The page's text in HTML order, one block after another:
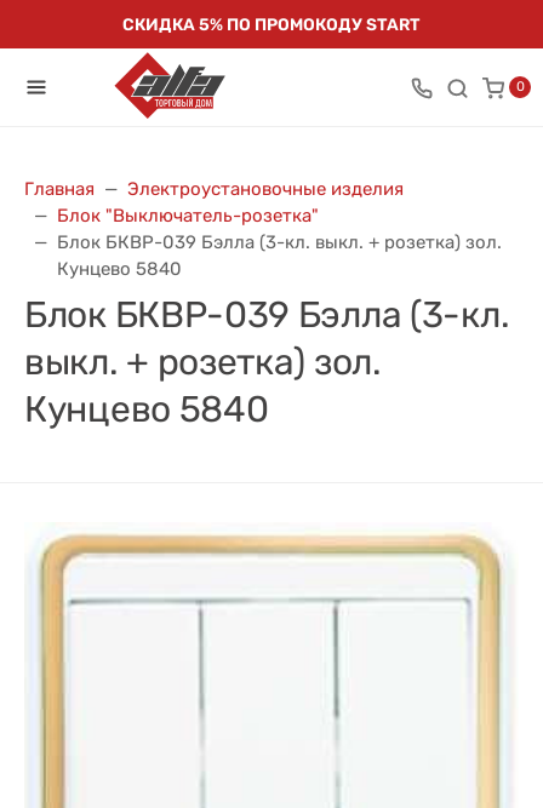
СКИДКА 5% ПО ПРОМОКОДУ START
0
Главная
Электроустановочные изделия
Блок "Выключатель-розетка"
Блок БКВР-039 Бэлла (3-кл. выкл. + розетка) зол.
Кунцево 5840
Блок БКВР-039 Бэлла (3-кл.
выкл. + розетка) зол.
Кунцево 5840